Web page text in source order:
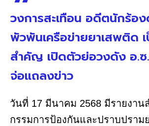
วงการสะเทือน อดีตนักร้อ
พัวพันเครือข่ายยาเสพติด
สำคัญ เปิดตัวย่อวงดัง อ.ซ
จ่อแถลงข่าว
วันที่ 17 มีนาคม 2568 มีรายงา
กรรมการป้องกันและปราบปราม